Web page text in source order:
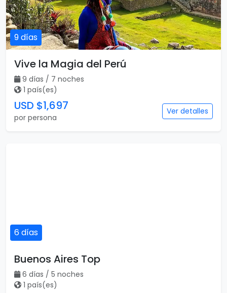
9 días
Vive la Magia del Perú
9 días / 7 noches
1 país(es)
USD $1,697
por persona
Ver detalles
6 días
Buenos Aires Top
6 días / 5 noches
1 país(es)